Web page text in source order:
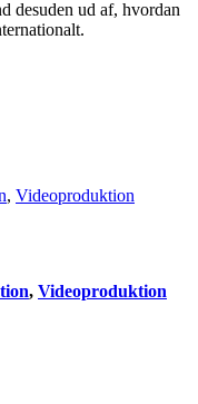
desuden ud af, hvordan
, Videoproduktion
, Videoproduktion